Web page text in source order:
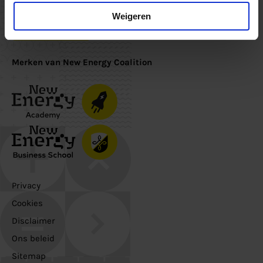
Weigeren
Schrijf je in voor de nieuwsbrief om op de hoogte te blijven
Inschrijven
Merken van New Energy Coalition
Privacy
Cookies
Disclaimer
Ons beleid
Sitemap